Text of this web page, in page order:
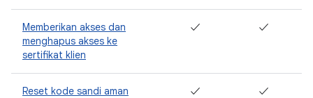
Memberikan akses dan
menghapus akses ke
sertifikat klien
✓ ✓
Reset kode sandi aman ✓ ✓